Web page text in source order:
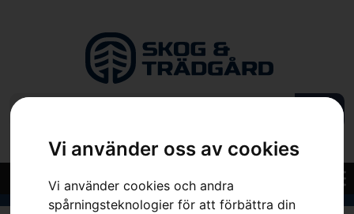
Vi använder oss av cookies
Vi använder cookies och andra
spårningsteknologier för att förbättra din